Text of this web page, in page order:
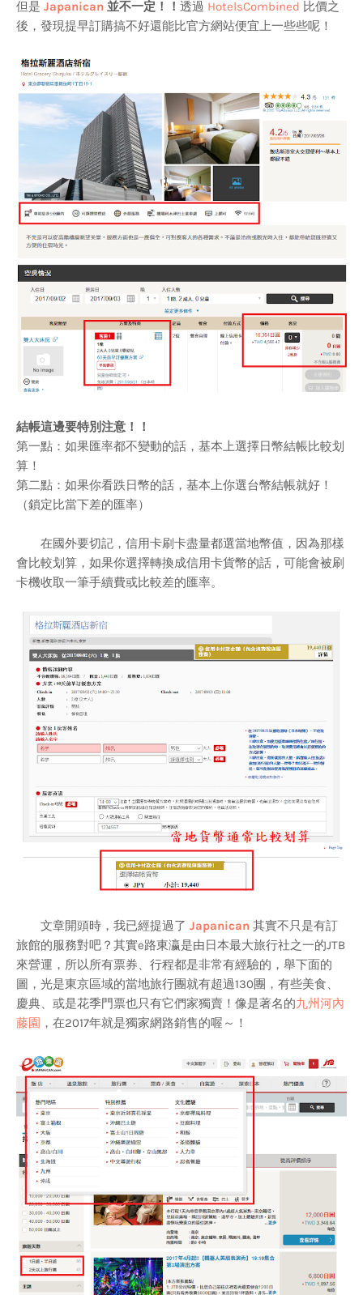
但是 Japanican 並不一定！！ 透過 HotelsCombined 比價之
後，發現提早訂購搞不好還能比官方網站便宜上一些些呢！
結帳這邊要特別注意！！
第一點：如果匯率都不變動的話，基本上選擇日幣結帳比較划
算！
第二點：如果你看跌日幣的話，基本上你選台幣結帳就好！
（鎖定比當下差的匯率）
在國外要切記，信用卡刷卡盡量都選當地幣值，因為那樣
會比較划算，如果你選擇轉換成信用卡貨幣的話，可能會被刷
卡機收取一筆手續費或比較差的匯率。
文章開頭時，我已經提過了 Japanican 其實不只是有訂
旅館的服務對吧？其實e路東瀛是由日本最大旅行社之一的JTB
來營運，所以所有票券、行程都是非常有經驗的，舉下面的
圖，光是東京區域的當地旅行團就有超過130團，有些美食、
慶典、或是花季門票也只有它們家獨賣！像是著名的九州河內
藤園 ，在2017年就是獨家網路銷售的喔～！